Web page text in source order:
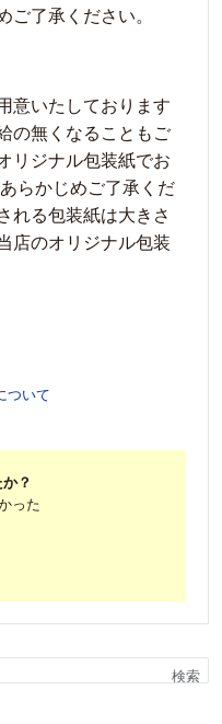
ご了承ください。
意いたしております
の無くなることもご
リジナル包装紙でお
らかじめご了承くだ
れる包装紙は大きさ
店のオリジナル包装
ついて
？
った
検索